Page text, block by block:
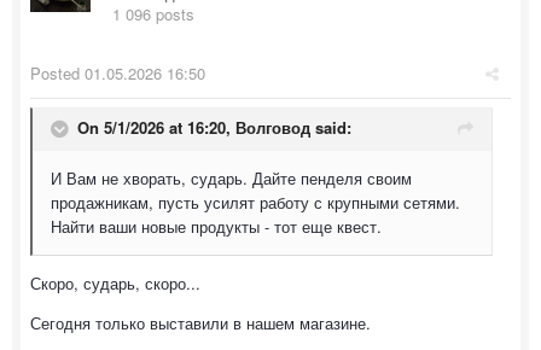
1 096 posts
Posted 01.05.2026 16:50
On 5/1/2026 at 16:20, Волговод said:
И Вам не хворать, сударь. Дайте пенделя своим
продажникам, пусть усилят работу с крупными сетями.
Найти ваши новые продукты - тот еще квест.
Скоро, сударь, скоро...
Сегодня только выставили в нашем магазине.